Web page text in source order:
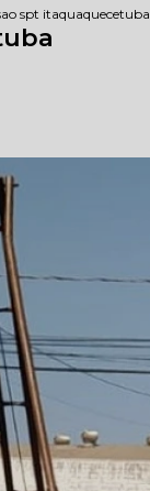
spt itaquaquecetuba